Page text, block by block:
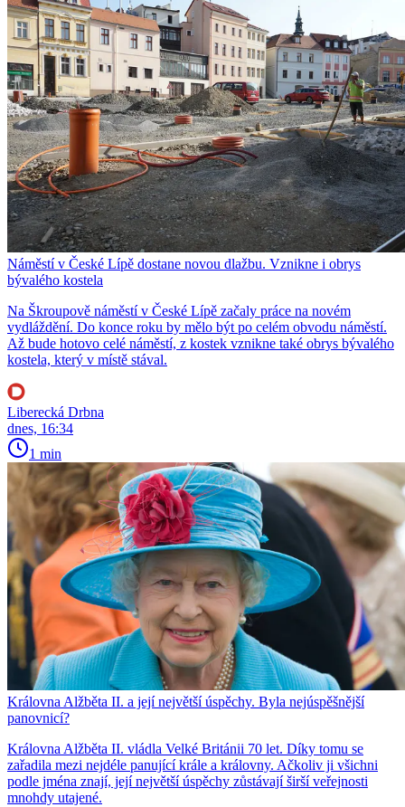
Náměstí v České Lípě dostane novou dlažbu. Vznikne i obrys
bývalého kostela
Na Škroupově náměstí v České Lípě začaly práce na novém
vydláždění. Do konce roku by mělo být po celém obvodu náměstí.
Až bude hotovo celé náměstí, z kostek vznikne také obrys bývalého
kostela, který v místě stával.
Liberecká Drbna
dnes, 16:34
1 min
Královna Alžběta II. a její největší úspěchy. Byla nejúspěšnější
panovnicí?
Královna Alžběta II. vládla Velké Británii 70 let. Díky tomu se
zařadila mezi nejdéle panující krále a královny. Ačkoliv ji všichni
podle jména znají, její největší úspěchy zůstávají širší veřejnosti
mnohdy utajené.